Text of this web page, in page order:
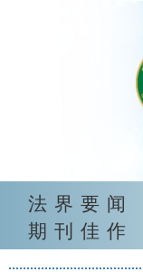
法界要闻
期刊佳作